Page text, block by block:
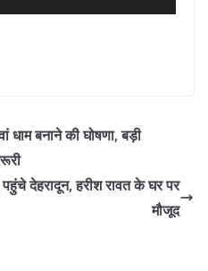
धाम बनाने की घोषणा, बड़ी
देहरादून, हरीश रावत के घर पर
मौजूद